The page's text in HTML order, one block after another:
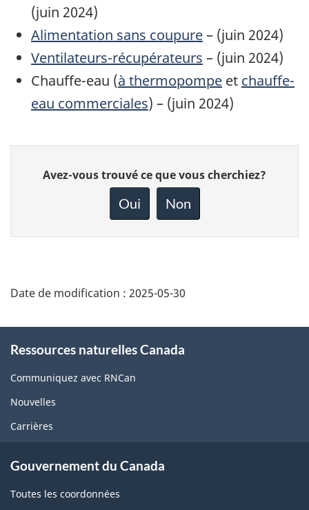
(juin 2024)
Alimentation sans coupure– (juin 2024)
Ventilateurs-récupérateurs – (juin 2024)
Chauffe-eau (à thermopompe et chauffe-
eau commerciales) – (juin 2024)
Donnez
votre
page
Avez-vous trouvé ce que vous cherchiez?
Oui Non
Date de modification : 2025-05-30
this
site
Ressources naturelles Canada
Communiquez avec RNCan
Nouvelles
Carrières
Gouvernement du Canada
Toutes les coordonnées